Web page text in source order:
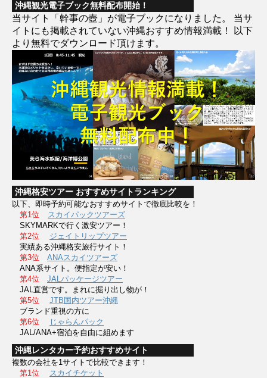
沖縄観光電子ブック無料配布開始！
当サイト「幹事の壺」が電子ブックになりました。 当サ
イトにも掲載されていない沖縄おすすめ情報満載！ 以下
より無料でダウンロード頂けます。
沖縄格安ツアー おすすめサイトランキング
以下、即時予約可能なおすすめサイトで徹底比較を！
第1位
スカイパックツアーズ
SKYMARKで行く激安ツアー！
第2位
ジェイトリップツアー
実績ある沖縄格安旅行サイト！
第3位
ANAスカイツアーズ
ANA系サイト。便指定が安い！
第4位
JALパッケージツアー
JAL直営です。まれに掘り出し物が！
第5位
JTB国内ツアー沖縄
ブランド重視の方に
第6位
じゃらんパック
JAL/ANA+宿泊を自由に組めます
沖縄レンタカー予約おすすめサイト
複数の会社を1サイトで比較できます！
第1位
スカイチケット